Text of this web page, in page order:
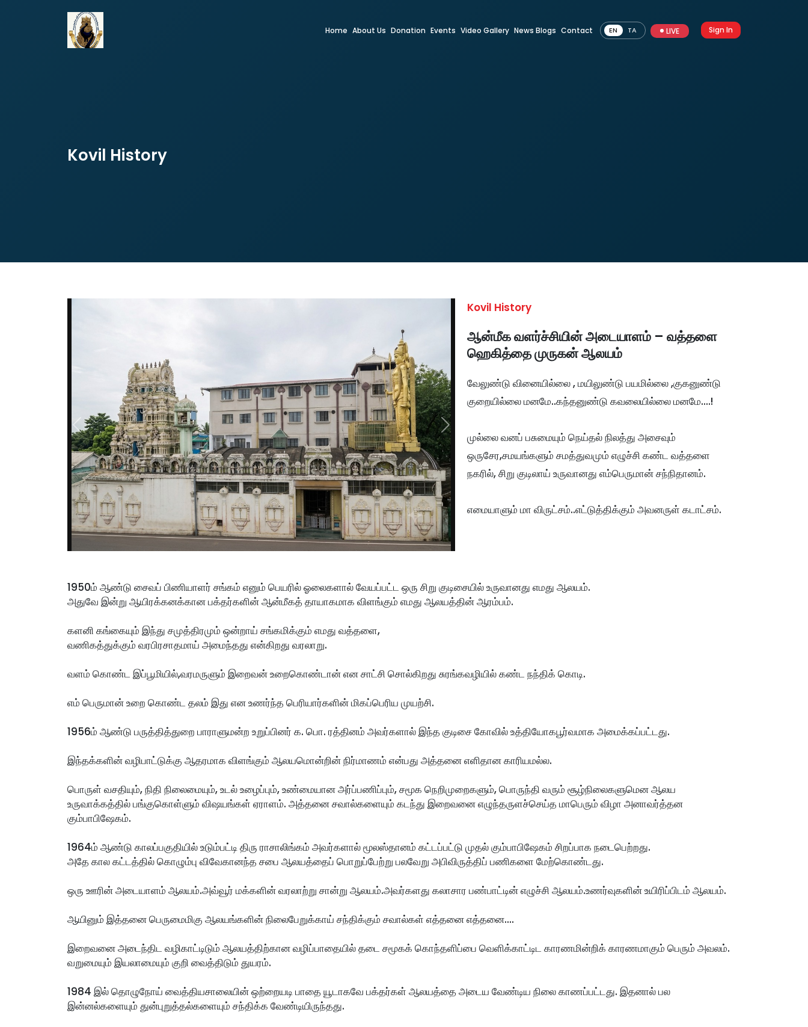
Home About Us Donation Events Video Gallery News Blogs Contact EN TA LIVE Sign In
Kovil History
Previous Next
Kovil History
ஆன்மீக வளர்ச்சியின் அடையாளம் – வத்தளை
ஹெகித்தை முருகன் ஆலயம்
வேலுண்டு வினையில்லை , மயிலுண்டு பயமில்லை ,குகனுண்டு
குறையில்லை மனமே..கந்தனுண்டு கவலையில்லை மனமே....!
முல்லை வனப் பசுமையும் நெய்தல் நிலத்து அசைவும்
ஒருசேர,சமயங்களும் சமத்துவமும் எழுச்சி கண்ட வத்தளை
நகரில், சிறு குடிலாய் உருவானது எம்பெருமான் சந்நிதானம்.
எமையாளும் மா விருட்சம்..எட்டுத்திக்கும் அவனருள் கடாட்சம்.
1950ம் ஆண்டு சைவப் பிணியாளர் சங்கம் எனும் பெயரில் ஓலைகளால் வேயப்பட்ட ஒரு சிறு குடிசையில் உருவானது எமது ஆலயம்.
அதுவே இன்று ஆயிரக்கனக்கான பக்தர்களின் ஆன்மீகத் தாயாகமாக விளங்கும் எமது ஆலயத்தின் ஆரம்பம்.
களனி கங்கையும் இந்து சமுத்திரமும் ஒன்றாய் சங்கமிக்கும் எமது வத்தளை,
வணிகத்துக்கும் வரபிரசாதமாய் அமைந்தது என்கிறது வரலாறு.
வளம் கொண்ட இப்பூமியில்,வரமருளும் இறைவன் உறைகொண்டான் என சாட்சி சொல்கிறது சுரங்கவழியில் கண்ட நந்திக் கொடி.
எம் பெருமான் உறை கொண்ட தலம் இது என உணர்ந்த பெரியார்களின் மிகப்பெரிய முயற்சி.
1956ம் ஆண்டு பருத்தித்துறை பாராளுமன்ற உறுப்பினர் க. பொ. ரத்தினம் அவர்களால் இந்த குடிசை கோவில் உத்தியோகபூர்வமாக அமைக்கப்பட்டது.
இந்தக்களின் வழிபாட்டுக்கு ஆதரமாக விளங்கும் ஆலயமொன்றின் நிர்மாணம் என்பது அத்தனை எளிதான காரியமல்ல.
பொருள் வசதியும், நிதி நிலைமையும், உடல் உழைப்பும், உண்மையான அர்ப்பணிப்பும், சமூக நெறிமுறைகளும், பொருந்தி வரும் சூழ்நிலைகளுமென ஆலய
உருவாக்கத்தில் பங்குகொள்ளும் விஷயங்கள் ஏராளம். அத்தனை சவால்களையும் கடந்து இறைவனை எழுந்தருளச்செய்த மாபெரும் விழா அனாவர்த்தன
கும்பாபிஷேகம்.
1964ம் ஆண்டு காலப்பகுதியில் உடும்பட்டி திரு ராசாலிங்கம் அவர்களால் மூலஸ்தானம் கட்டப்பட்டு முதல் கும்பாபிஷேகம் சிறப்பாக நடைபெற்றது.
அதே கால கட்டத்தில் கொழும்பு விவேகானந்த சபை ஆலயத்தைப் பொறுப்பேற்று பலவேறு அபிவிருத்திப் பணிகளை மேற்கொண்டது.
ஒரு ஊரின் அடையாளம் ஆலயம்.அவ்வூர் மக்களின் வரலாற்று சான்று ஆலயம்.அவர்களது கலாசார பண்பாட்டின் எழுச்சி ஆலயம்.உணர்வுகளின் உயிரிப்பிடம் ஆலயம்.
ஆயினும் இத்தனை பெருமைமிகு ஆலயங்களின் நிலைபேறுக்காய் சந்திக்கும் சவால்கள் எத்தனை எத்தனை....
இறைவனை அடைந்திட வழிகாட்டிடும் ஆலயத்திற்கான வழிப்பாதையில் தடை சமூகக் கொந்தளிப்பை வெளிக்காட்டிட காரணமின்றிக் காரணமாகும் பெரும் அவலம்.
வறுமையும் இயலாமையும் குறி வைத்திடும் துயரம்.
1984 இல் தொழுநோய் வைத்தியசாலையின் ஒற்றையடி பாதை யூடாகவே பக்தர்கள் ஆலயத்தை அடைய வேண்டிய நிலை காணப்பட்டது. இதனால் பல
இன்னல்களையும் துன்புறுத்தல்களையும் சந்திக்க வேண்டியிருந்தது.